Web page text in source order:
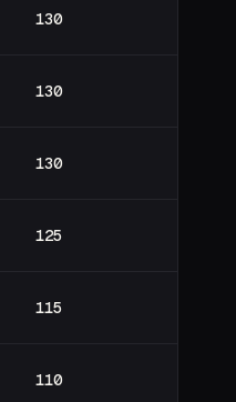
130
130
130
125
115
110